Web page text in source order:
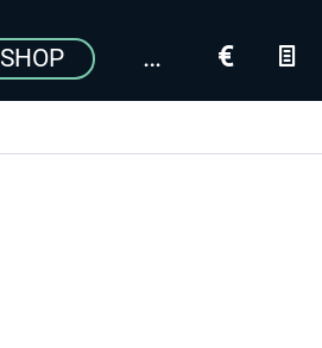
SHOP